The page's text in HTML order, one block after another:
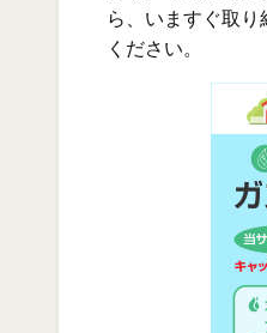
ら、いますぐ取
ください。